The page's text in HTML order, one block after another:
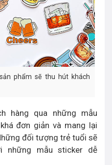
phẩm sẽ thu hút khách
hàng qua những mẫu
đơn giản và mang lại
đối tượng trẻ tuổi sẽ
những mẫu sticker dễ